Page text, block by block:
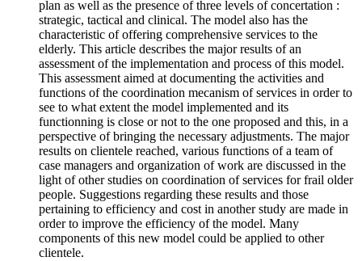
plan as well as the presence of three levels of concertation :
strategic, tactical and clinical. The model also has the
characteristic of offering comprehensive services to the
elderly. This article describes the major results of an
assessment of the implementation and process of this model.
This assessment aimed at documenting the activities and
functions of the coordination mecanism of services in order to
see to what extent the model implemented and its
functionning is close or not to the one proposed and this, in a
perspective of bringing the necessary adjustments. The major
results on clientele reached, various functions of a team of
case managers and organization of work are discussed in the
light of other studies on coordination of services for frail older
people. Suggestions regarding these results and those
pertaining to efficiency and cost in another study are made in
order to improve the efficiency of the model. Many
components of this new model could be applied to other
clientele.